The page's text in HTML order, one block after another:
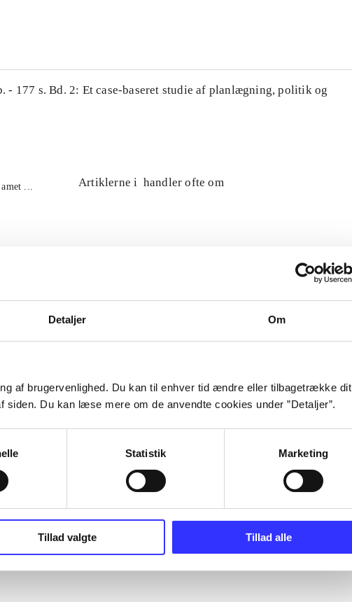
Detaljer Om
af brugervenlighed. Du kan til enhver tid ændre eller tilbagetrække dit
siden. Du kan læse mere om de anvendte cookies under ”Detaljer”.
Statistik Marketing
Tillad valgte Tillad alle
- 177 s. Bd. 2: Et case-baseret studie af planlægning, politik og
...
Artiklerne i handler ofte om